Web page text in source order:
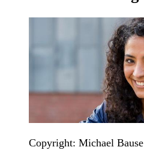
Copyright: Michael Bause